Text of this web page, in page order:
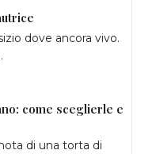
dove ancora vivo.
come sceglierle e
di una torta di